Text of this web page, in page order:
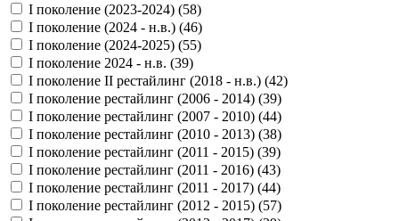
I поколение (2023-2024) (58)
I поколение (2024 - н.в.) (46)
I поколение (2024-2025) (55)
I поколение 2024 - н.в. (39)
I поколение II рестайлинг (2018 - н.в.) (42)
I поколение рестайлинг (2006 - 2014) (39)
I поколение рестайлинг (2007 - 2010) (44)
I поколение рестайлинг (2010 - 2013) (38)
I поколение рестайлинг (2011 - 2015) (39)
I поколение рестайлинг (2011 - 2016) (43)
I поколение рестайлинг (2011 - 2017) (44)
I поколение рестайлинг (2012 - 2015) (57)